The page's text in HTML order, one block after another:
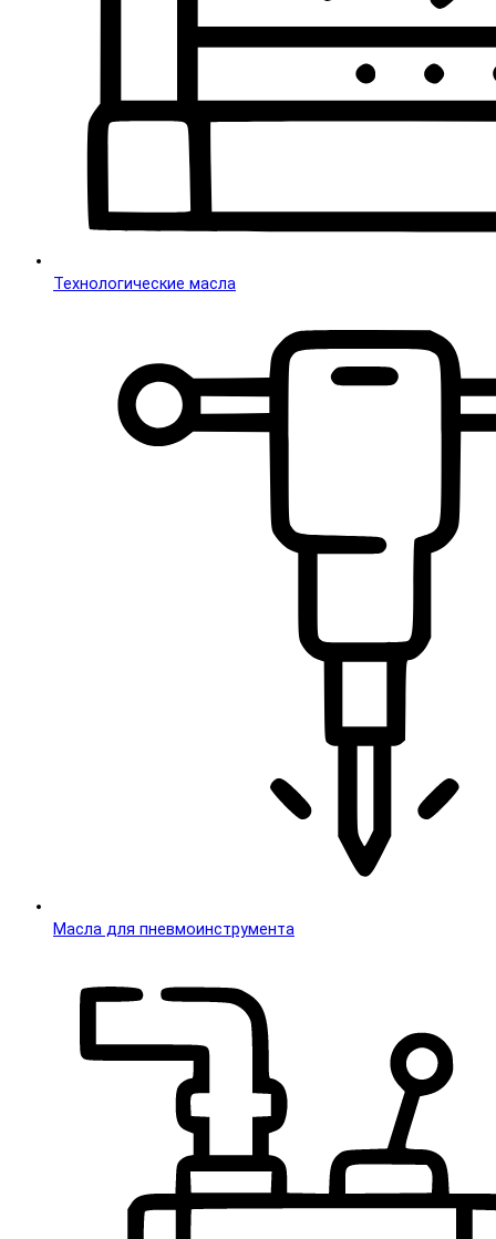
Технологические масла
Масла для пневмоинструмента